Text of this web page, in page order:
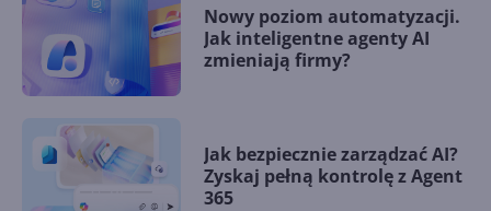
Nowy poziom automatyzacji.
Jak inteligentne agenty AI
zmieniają firmy?
Jak bezpiecznie zarządzać AI?
Zyskaj pełną kontrolę z Agent
365